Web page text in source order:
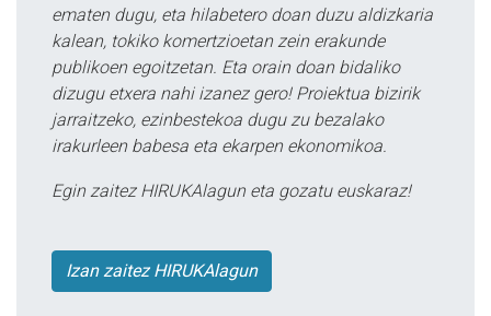
ematen dugu, eta hilabetero doan duzu aldizkaria
kalean, tokiko komertzioetan zein erakunde
publikoen egoitzetan. Eta orain doan bidaliko
dizugu etxera nahi izanez gero! Proiektua bizirik
jarraitzeko, ezinbestekoa dugu zu bezalako
irakurleen babesa eta ekarpen ekonomikoa.
Egin zaitez HIRUKAlagun eta gozatu euskaraz!
Izan zaitez HIRUKAlagun